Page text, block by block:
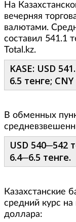
На
вечерняя
валютами.
составил 541.1
KASE: USD
6.5 тенге;
В обменных
USD 540─542
6.4─6.5 тенге.
Казахстанские
средний курс
доллара: